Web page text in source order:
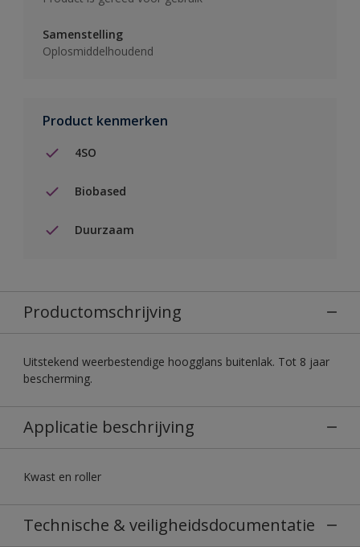
Samenstelling
Oplosmiddelhoudend
Product kenmerken
4SO
Biobased
Duurzaam
Productomschrijving
Uitstekend weerbestendige hoogglans buitenlak. Tot 8 jaar
bescherming.
Applicatie beschrijving
Kwast en roller
Technische & veiligheidsdocumentatie